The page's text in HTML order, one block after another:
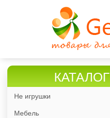
КАТАЛОГ
Не игрушки
Мебель